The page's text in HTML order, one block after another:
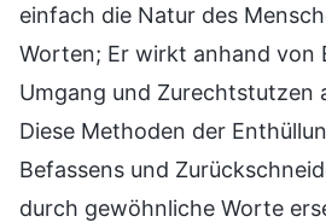
einfach die Natur des
Worten; Er wirkt anhand von
Umgang und Zurechtstutzen
Diese Methoden der
Befassens und
durch gewöhnliche Worte